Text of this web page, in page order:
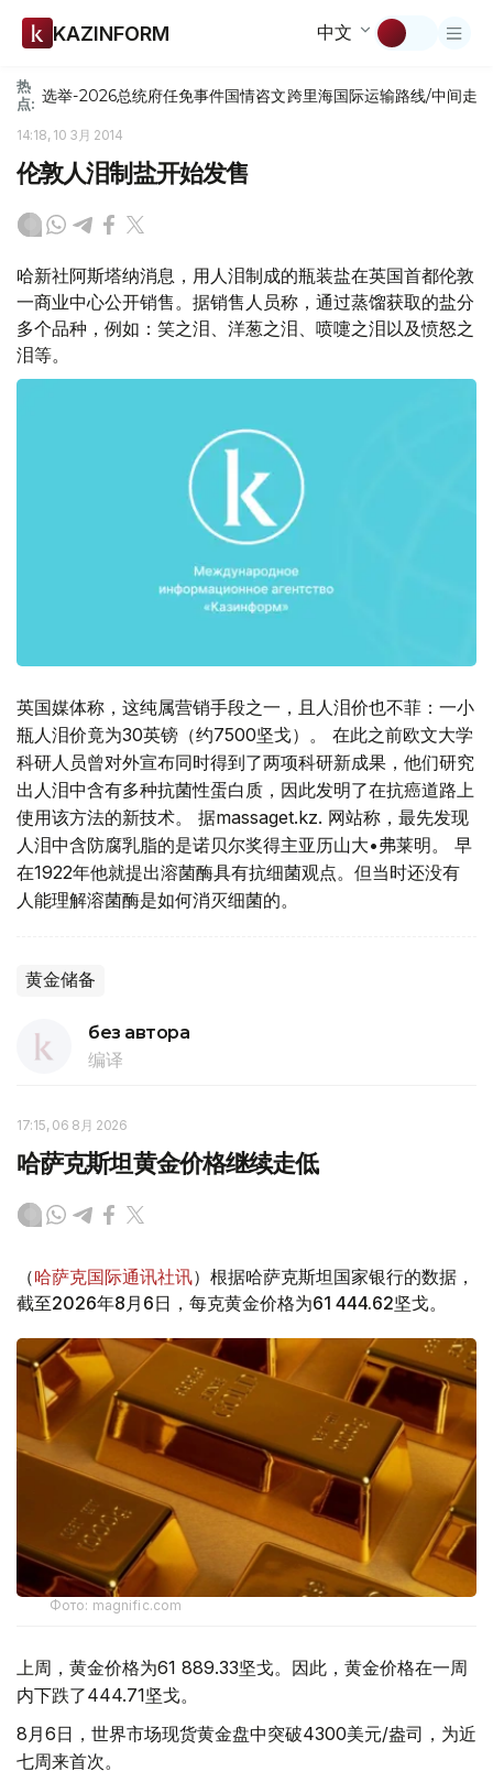
KAZINFORM 中文
热
点: 选举-2026总统府任免事件国情咨文跨里海国际运输路线/中间走廊
14:18, 10 3月 2014
伦敦人泪制盐开始发售
哈新社阿斯塔纳消息，用人泪制成的瓶装盐在英国首都伦敦
一商业中心公开销售。据销售人员称，通过蒸馏获取的盐分
多个品种，例如：笑之泪、洋葱之泪、喷嚏之泪以及愤怒之
泪等。
英国媒体称，这纯属营销手段之一，且人泪价也不菲：一小
瓶人泪价竟为30英镑（约7500坚戈）。 在此之前欧文大学
科研人员曾对外宣布同时得到了两项科研新成果，他们研究
出人泪中含有多种抗菌性蛋白质，因此发明了在抗癌道路上
使用该方法的新技术。 据massaget.kz. 网站称，最先发现
人泪中含防腐乳脂的是诺贝尔奖得主亚历山大•弗莱明。 早
在1922年他就提出溶菌酶具有抗细菌观点。但当时还没有
人能理解溶菌酶是如何消灭细菌的。
黄金储备
без автора
编译
17:15, 06 8月 2026
哈萨克斯坦黄金价格继续走低
（哈萨克国际通讯社讯）根据哈萨克斯坦国家银行的数据，
截至2026年8月6日，每克黄金价格为61 444.62坚戈。
Фото: magnific.com
上周，黄金价格为61 889.33坚戈。因此，黄金价格在一周
内下跌了444.71坚戈。
8月6日，世界市场现货黄金盘中突破4300美元/盎司，为近
七周来首次。